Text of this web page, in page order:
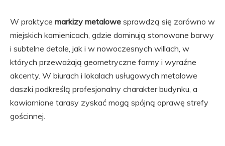
W praktyce markizy metalowe sprawdzą się zarówno w
miejskich kamienicach, gdzie dominują stonowane barwy
i subtelne detale, jak i w nowoczesnych willach, w
których przeważają geometryczne formy i wyraźne
akcenty. W biurach i lokalach usługowych metalowe
daszki podkreślą profesjonalny charakter budynku, a
kawiarniane tarasy zyskać mogą spójną oprawę strefy
gościnnej.